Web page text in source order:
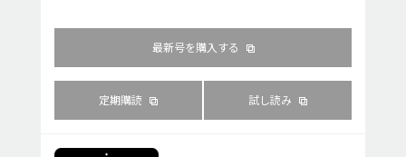
最新号を購入する
定期購読 試し読み